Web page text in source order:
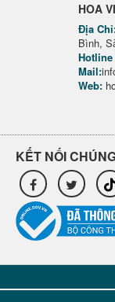
HOA
Địa
Bình,
Mail:
Web:
KẾT NỐI